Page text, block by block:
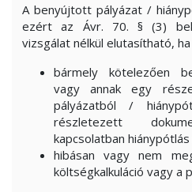
A benyújtott pályázat /
ezért az Ávr. 70. § (3)
vizsgálat nélkül elutasítható, ha
bármely kötelezően
vagy annak egy
pályázatból /
részletezett
kapcsolatban
hibásan vagy nem
költségkalkuláció vagy a